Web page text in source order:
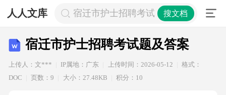
人人文库 宿迁市护士招聘考试题及答案
搜文档
宿迁市护士招聘考试题及答案
上传人：文*** IP属地：广东 上传时间：2026-05-12
格式：
DOC
页数：9 大小：27.48KB 积分：10